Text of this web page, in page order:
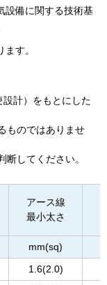
設備に関する技術基
す。
計）をもとにした
ものではありませ
してください。
アース線
最小太さ
mm(sq)
1.6(2.0)